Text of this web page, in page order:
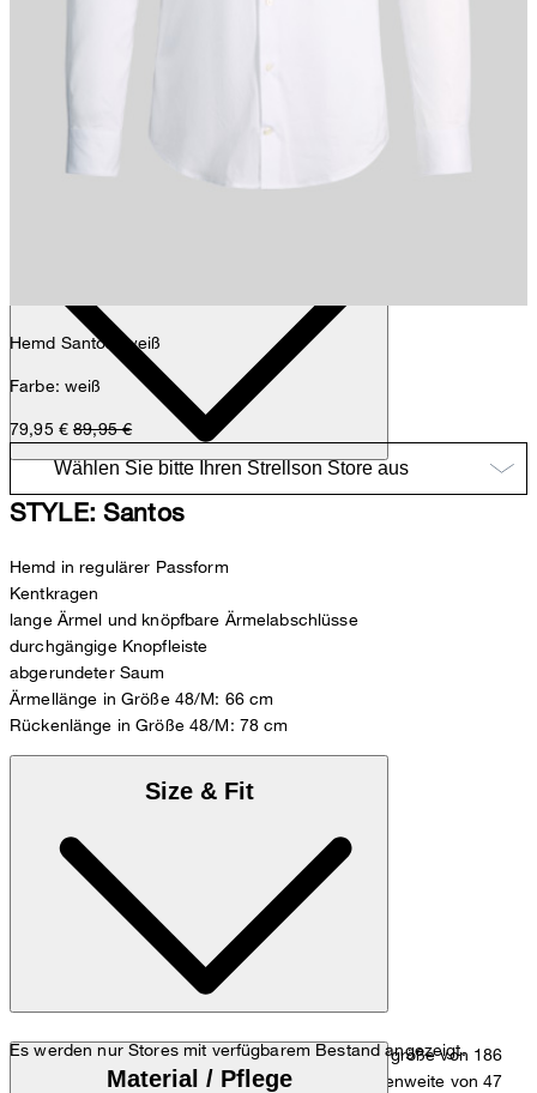
Hemd Santos, weiß
Farbe: weiß
79,95 € 89,95 €
Es werden nur Stores mit verfügbarem Bestand angezeigt.
Fashion- & Lifestyle-Redaktion
STYLE: Santos
Hemd in regulärer Passform
Kentkragen
lange Ärmel und knöpfbare Ärmelabschlüsse
durchgängige Knopfleiste
abgerundeter Saum
Ärmellänge in Größe 48/M: 66 cm
Rückenlänge in Größe 48/M: 78 cm
Size & Fit
Das Model trägt die Größe 39/M bei einer Körpergröße von 186
cm, einer 1/2 Oberweite von 53 cm und 1/2 Taillenweite von 47
Material / Pflege